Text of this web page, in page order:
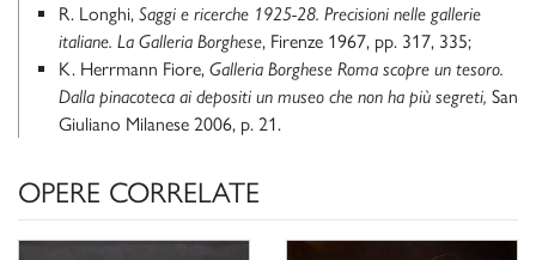
R. Longhi, Saggi e ricerche 1925-28. Precisioni nelle gallerie
italiane. La Galleria Borghese, Firenze 1967, pp. 317, 335;
K. Herrmann Fiore, Galleria Borghese Roma scopre un tesoro.
Dalla pinacoteca ai depositi un museo che non ha più segreti, San
Giuliano Milanese 2006, p. 21.
OPERE CORRELATE